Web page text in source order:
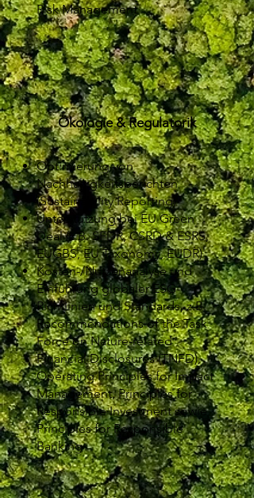
Risk Management
Ökologie & Regulatorik
Optimierung von
Nachhaltigkeitsberichten
(Sustainability Reporting)
Unterstützung bei EU Green
Deal (z.B. SFDR, CSRD & ESRS,
EUGBS, EU Taxonomy, EUDR)
Kosten-/Nutzenanalyse und
Einführung globaler ESG-
Richtlinien und Standards, z.B.
Recommendations of the Task
Force on Nature-related
Financial Disclosures (TNFD),
Operating Principles for Impact
Management, Principles for
Responsible Investment sowie
Principles for Responsible
Banking